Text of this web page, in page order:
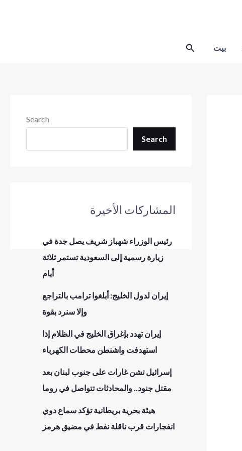
Search بيت
Search
Search
المشاركات الأخيرة
رئيس الوزراء شهباز شريف يصل جدة في
زيارة رسمية إلى السعودية تستمر ثلاثة
أيام
إيران لدول الخليج: أبلغوا ترامب بالتراجع
وإلا سنرد بقوة
إيران تهدد بإغراق الخليج في الظلام إذا
استهدفت واشنطن محطات الكهرباء
إسرائيل تشن غارات على جنوب لبنان بعد
مقتل جنود.. والمحادثات تتواصل في روما
هيئة بحرية بريطانية تؤكد سماع دوي
انفجارات قرب ناقلة نفط في مضيق هرمز